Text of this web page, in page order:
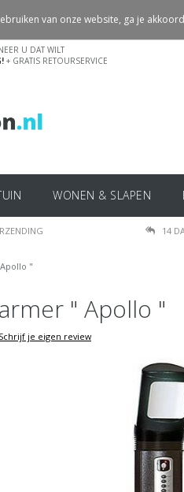
U DAT WILT
+ GRATIS RETOURSERVICE
WONEN & SLAPEN
14
"
" Apollo "
Schrijf je eigen review
van onze website, ga je